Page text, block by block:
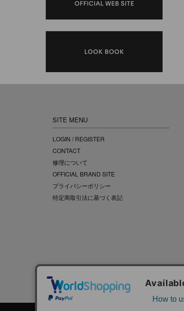
SITE MENU
LOGIN / REGISTER
CONTACT
修理について
OFFICIAL BRAND SITE
プライバシーポリシー
特定商取引法に基づく表記